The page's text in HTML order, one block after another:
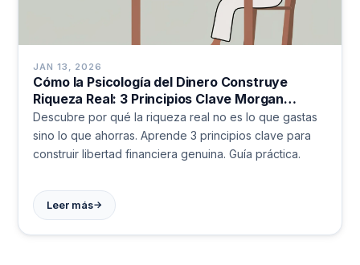
JAN 13, 2026
Cómo la Psicología del Dinero Construye
Riqueza Real: 3 Principios Clave Morgan
Housel
Descubre por qué la riqueza real no es lo que gastas
sino lo que ahorras. Aprende 3 principios clave para
construir libertad financiera genuina. Guía práctica.
Leer más→